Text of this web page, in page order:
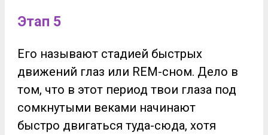
Этап 5
Его называют стадией быстрых
движений глаз или REM-сном. Дело в
том, что в этот период твои глаза под
сомкнутыми веками начинают
быстро двигаться туда-сюда, хотя